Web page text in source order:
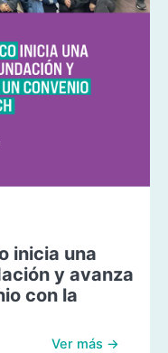
inicia una
y avanza
con la
Ver más →